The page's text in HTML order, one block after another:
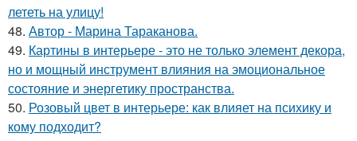
лететь на улицу!
48. Автор - Марина Тараканова.
49. Картины в интерьере - это не только элемент декора,
но и мощный инструмент влияния на эмоциональное
состояние и энергетику пространства.
50. Розовый цвет в интерьере: как влияет на психику и
кому подходит?